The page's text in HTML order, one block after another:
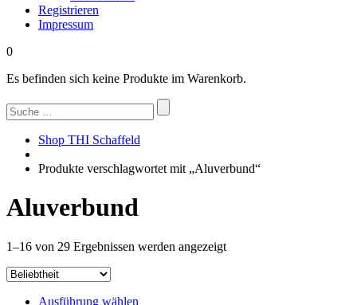
Registrieren
Impressum
0
Es befinden sich keine Produkte im Warenkorb.
Suchen
nach:
Shop THI Schaffeld
Produkte verschlagwortet mit „Aluverbund“
Aluverbund
1–16 von 29 Ergebnissen werden angezeigtNach
Ausführung wählen